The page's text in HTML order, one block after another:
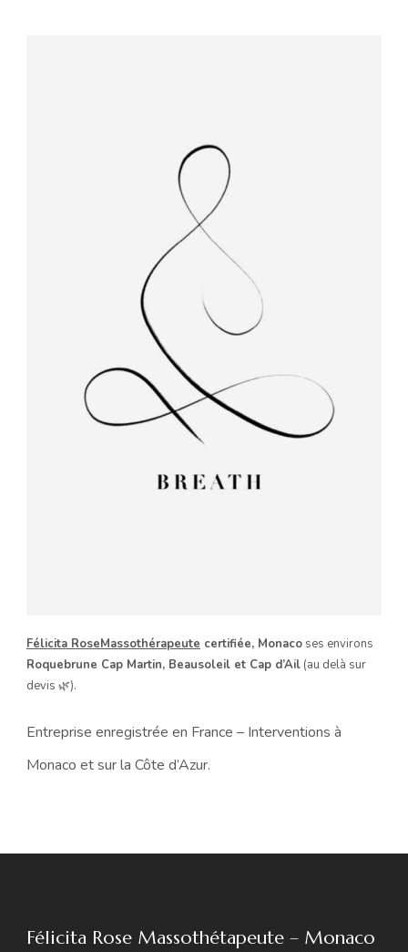
Félicita RoseMassothérapeute certifiée, Monaco ses environs
Roquebrune Cap Martin, Beausoleil et Cap d’Ail (au delà sur
devis 🌿).
Entreprise enregistrée en France – Interventions à
Monaco et sur la Côte d’Azur.
Félicita Rose Massothétapeute – Monaco